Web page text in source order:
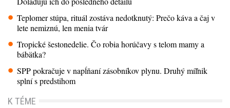
Teplomer stúpa, rituál zostáva nedotknutý: Prečo káva a čaj v
lete nemiznú, len menia tvár
Tropické šestonedelie. Čo robia horúčavy s telom mamy a
bábätka?
SPP pokračuje v napĺňaní zásobníkov plynu. Druhý míľnik
splní s predstihom
K TÉME